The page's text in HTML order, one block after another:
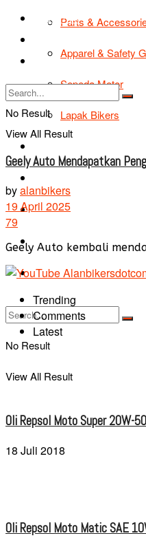
Parts &
Apparel & Safety
Sepeda Motor
Lapak Bikers
TIPS & TRIK
Bikers Cars
Tentang Kami
No Result
View All Result
TIPS & TRIK
Tentang Kami
No Result
View All Result
Geely Auto Mendapatkan
byalanbikers
19 April 2025
79
Geely Auto kembali
Trending
Comments
Latest
Oli Repsol Moto Super 20W-
18 Juli 2018
Oli Repsol Moto Matic SAE